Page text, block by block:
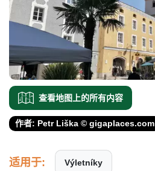
查看地图上的所有内容
作者: Petr Liška © gigaplaces.com
适用于: Výletníky